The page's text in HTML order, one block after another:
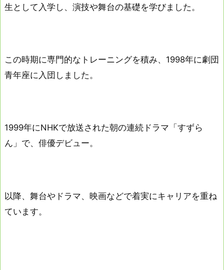
生として入学し、演技や舞台の基礎を学びました。
この時期に専門的なトレーニングを積み、1998年に劇団
青年座に入団しました。
1999年にNHKで放送された朝の連続ドラマ「すずら
ん」で、俳優デビュー。
以降、舞台やドラマ、映画などで着実にキャリアを重ね
ています。